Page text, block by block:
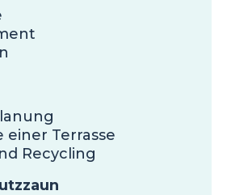
einer Terrasse
Recycling